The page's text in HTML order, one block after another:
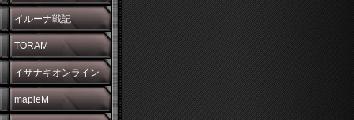
イルーナ戦記
TORAM
イザナギオンライン
mapleM